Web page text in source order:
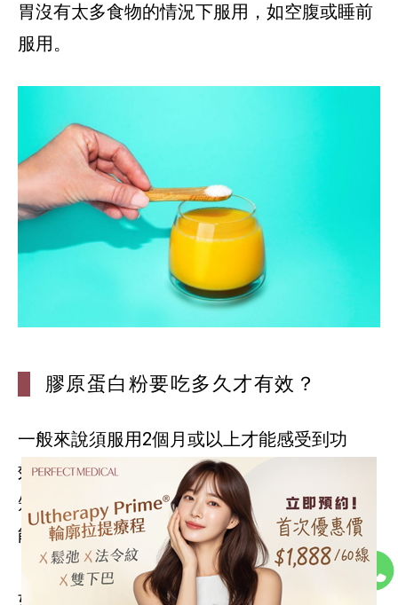
胃沒有太多食物的情況下服用，如空腹或睡前
服用。
膠原蛋白粉要吃多久才有效？
一般來說須服用2個月或以上才能感受到功
效，亦有人服用數月什麼感覺都沒有。若服用
短時間就感受到膠原蛋白的「神力」，那很可
能是當中添加了雌激素，務必要小心。
如今網路上有很多支持膠原蛋白粉功效的研究